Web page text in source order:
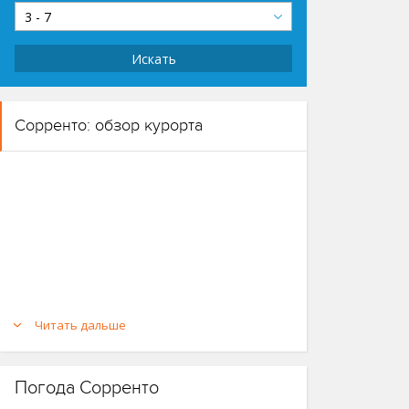
3 - 7
Искать
Сорренто: обзор курорта
Читать дальше
Погода Сорренто